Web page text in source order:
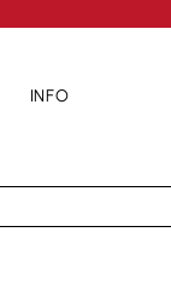
INFO